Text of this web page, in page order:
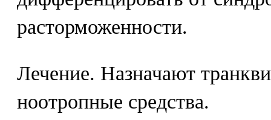
расторможенности.
Лечение. Назначают
ноотропные средства.